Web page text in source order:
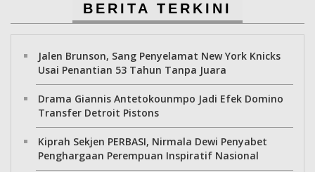
BERITA TERKINI
Jalen Brunson, Sang Penyelamat New York Knicks
Usai Penantian 53 Tahun Tanpa Juara
Drama Giannis Antetokounmpo Jadi Efek Domino
Transfer Detroit Pistons
Kiprah Sekjen PERBASI, Nirmala Dewi Penyabet
Penghargaan Perempuan Inspiratif Nasional